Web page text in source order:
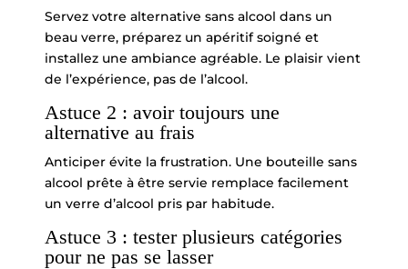
Servez votre alternative sans alcool dans un
beau verre, préparez un apéritif soigné et
installez une ambiance agréable. Le plaisir vient
de l’expérience, pas de l’alcool.
Astuce 2 : avoir toujours une
alternative au frais
Anticiper évite la frustration. Une bouteille sans
alcool prête à être servie remplace facilement
un verre d’alcool pris par habitude.
Astuce 3 : tester plusieurs catégories
pour ne pas se lasser